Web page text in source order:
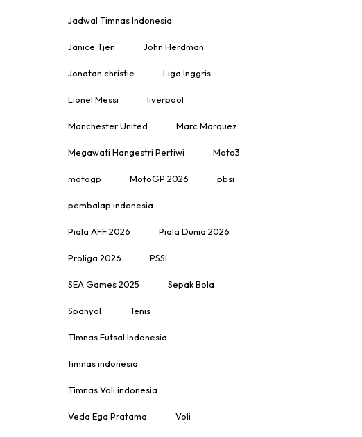
Jadwal Timnas Indonesia
Janice Tjen John Herdman
Jonatan christie Liga Inggris
Lionel Messi liverpool
Manchester United Marc Marquez
Megawati Hangestri Pertiwi Moto3
motogp MotoGP 2026 pbsi
pembalap indonesia
Piala AFF 2026 Piala Dunia 2026
Proliga 2026 PSSI
SEA Games 2025 Sepak Bola
Spanyol Tenis
TImnas Futsal Indonesia
timnas indonesia
Timnas Voli indonesia
Veda Ega Pratama Voli